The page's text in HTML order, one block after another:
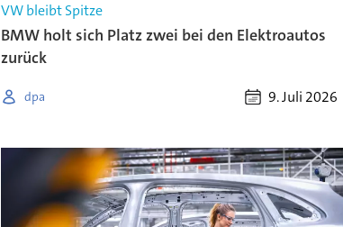
VW bleibt Spitze
BMW holt sich Platz zwei bei den Elektroautos
zurück
dpa 9. Juli 2026